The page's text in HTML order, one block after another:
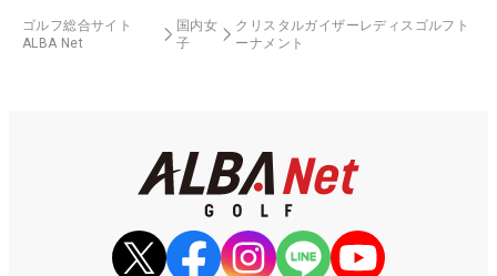
ゴルフ総合サイト
ALBA Net
国内女
子
クリスタルガイザーレディスゴルフト
ーナメント